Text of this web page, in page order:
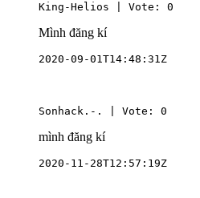
King-Helios | Vote: 0
Mình đăng kí
2020-09-01T14:48:31Z
Sonhack.-. | Vote: 0
mình đăng kí
2020-11-28T12:57:19Z